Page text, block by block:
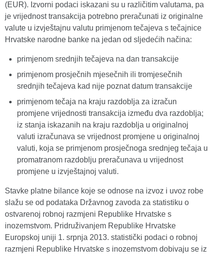
(EUR). Izvorni podaci iskazani su u različitim valutama, pa
je vrijednost transakcija potrebno preračunati iz originalne
valute u izvještajnu valutu primjenom tečajeva s tečajnice
Hrvatske narodne banke na jedan od sljedećih načina:
primjenom srednjih tečajeva na dan transakcije
primjenom prosječnih mjesečnih ili tromjesečnih
srednjih tečajeva kad nije poznat datum transakcije
primjenom tečaja na kraju razdoblja za izračun
promjene vrijednosti transakcija između dva razdoblja;
iz stanja iskazanih na kraju razdoblja u originalnoj
valuti izračunava se vrijednost promjene u originalnoj
valuti, koja se primjenom prosječnoga srednjeg tečaja u
promatranom razdoblju preračunava u vrijednost
promjene u izvještajnoj valuti.
Stavke platne bilance koje se odnose na izvoz i uvoz robe
slažu se od podataka Državnog zavoda za statistiku o
ostvarenoj robnoj razmjeni Republike Hrvatske s
inozemstvom. Pridruživanjem Republike Hrvatske
Europskoj uniji 1. srpnja 2013. statistički podaci o robnoj
razmjeni Republike Hrvatske s inozemstvom dobivaju se iz